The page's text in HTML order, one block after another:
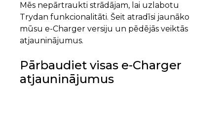
Mēs nepārtraukti strādājam, lai uzlabotu
Trydan funkcionalitāti. Šeit atradīsi jaunāko
mūsu e-Charger versiju un pēdējās veiktās
atjauninājumus.
Pārbaudiet visas e-Charger
atjauninājumus